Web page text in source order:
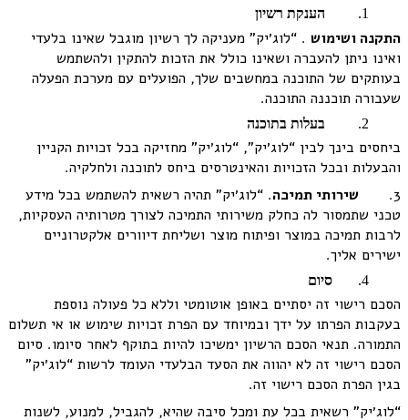
הענקת רשיון
התקנה ושימוש . “לוג׳יק” מעניקה לך רשיון מוגבל שאינו בלעדי
ואינו ניתן להעברה ושאינו כולל את הזכות להתקין ולהשתמש
בעותקים של התוכנה במחשבים שלך, הפועלים עם מערכת הפעלה
שעבורה תוכננה התוכנה.
בעלות בתוכנה
ביחסים בינך לבין “לוג׳יק”, “לוג׳יק” מחזיקה בכל זכויות הקניין
והבעלות ובכל הזכויות והאינטרסים ביחס לתוכנה ולחלקיה.
3.
שירותי תמיכה. “לוג׳יק” תהיה רשאית להשתמש בכל מידע
טכני שתמסור לה כחלק משירותי התמיכה לצורך מטרותיה העסקיות,
לרבות תמיכה במוצר ופיתוח מוצר ושליחת דיוורים אלקטרוניים
ישירים אליך.
סיום
הסכם רישוי זה יסתיים באופן אוטומטי וללא כל פעולה נוספת
בעקבות הפרתו על ידך ובמיוחד עם הפרת זכויות שימוש או אי תשלום
התמורה. תנאי הסכם הרשיון ימשיכו להיות בתוקף לאחר סיומו. סיום
הסכם רישוי זה לא יהווה את הסעד הבלעדי העומד לרשות “לוג׳יק”
בגין הפרת הסכם רישוי זה.
“לוג׳יק” רשאית בכל עת ומכל סיבה שהיא, להגביל, למנוע, לשנות